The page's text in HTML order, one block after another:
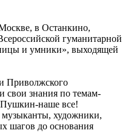
в Останкино,
гуманитарной
и умники», выходящей
Приволжского
свои знания по темам-
наше все!
художники,
шагов до основания